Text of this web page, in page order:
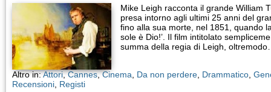
Mike Leigh racconta il grande William
presa intorno agli ultimi 25 anni del
fino alla sua morte, nel 1851, quando
sole è Dio!’. Il film intitolato
summa della regia di Leigh,
Altro in:Attori,Cannes,Cinema Da non perdere Drammatico
Recensioni Registi